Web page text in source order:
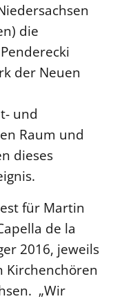
die
der Neuen
und
Raum und
dieses
für Martin
de la
2016, jeweils
Kirchenchören
„Wir